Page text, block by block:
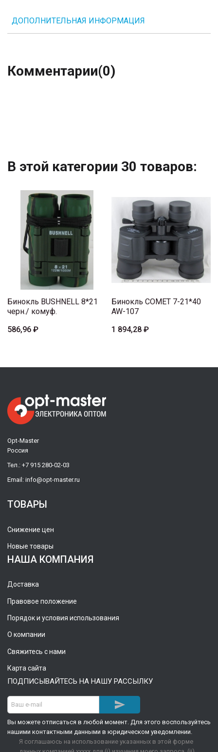
ДОПОЛНИТЕЛЬНАЯ ИНФОРМАЦИЯ
Комментарии(0)
В этой категории 30 товаров:
Бинокль BUSHNELL 8*21
черн./ комуф.
586,96 ₽
Бинокль COMET 7-21*40
AW-107
1 894,28 ₽
Opt-Master
Россия
Тел.: +7 915 280-02-03
Email: info@opt-master.ru
ТОВАРЫ
Снижение цен
Новые товары
НАША КОМПАНИЯ
Доставка
Правовое положение
Порядок и условия использования
О компании
Свяжитесь с нами
Карта сайта
ПОДПИСЫВАЙТЕСЬ НА НАШУ РАССЫЛКУ

Вы можете отписаться в любой момент. Для этого воспользуйтесь
нашими контактными данными в юридическом уведомлении.
Я соглашаюсь на использование указанных в этой форме